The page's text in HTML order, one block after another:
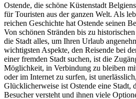
Ostende, die schöne Küstenstadt
für Touristen aus der ganzen Welt. Als
reichen Geschichte hat Ostende seinen
Von schönen Stränden bis zu
die Stadt alles, um Ihren Urlaub
wichtigsten Aspekte, den Reisende bei
einer fremden Stadt suchen, ist die
Möglichkeit, in Verbindung zu bleiben
oder im Internet zu surfen, ist
Glücklicherweise ist Ostende eine Stadt,
Besucher versteht und ihnen viele